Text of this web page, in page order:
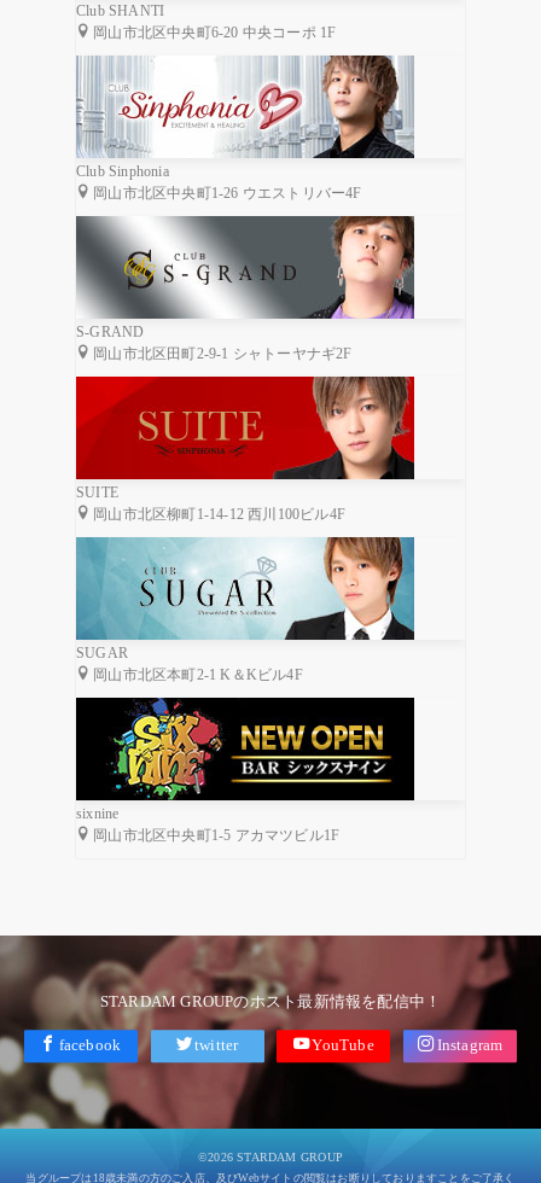
Club SHANTI
岡山市北区中央町6-20 中央コーポ 1F
Club Sinphonia
岡山市北区中央町1-26 ウエストリバー4F
S-GRAND
岡山市北区田町2-9-1 シャトーヤナギ2F
SUITE
岡山市北区柳町1-14-12 西川100ビル4F
SUGAR
岡山市北区本町2-1 K＆Kビル4F
sixnine
岡山市北区中央町1-5 アカマツビル1F
STARDAM GROUPのホスト最新情報を配信中！
facebook twitter YouTube Instagram
©2026 STARDAM GROUP
当グループは18歳未満の方のご入店、及びWebサイトの閲覧はお断りしておりますことをご了承く